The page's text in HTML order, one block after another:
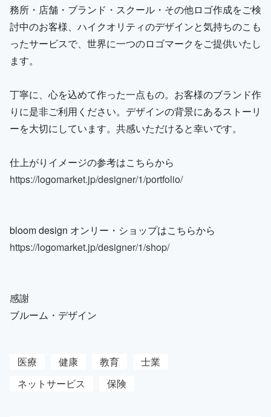
務所・店舗・ブランド・スクール・その他ロゴ作成をご検
討中のお客様、ハイクオリティのデザインと気持ちのこも
ったサービスで、世界に一つのロゴマークをご提供いたし
ます。
丁寧に、心を込めて作った一点もの。お客様のブランド作
りに是非ご利用ください。デザインの背景にあるストーリ
ーを大切にしています。共感いただけると幸いです。
仕上がりイメージの参考はこちらから
https://logomarket.jp/designer/1/portfolio/
bloom design オンリー・ショップはこちらから
https://logomarket.jp/designer/1/shop/
感謝
ブルーム・デザイン
医療 健康 教育
士業
ネットサービス
保険